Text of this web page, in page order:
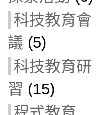
科技教育會
議 (5)
科技教育研
習 (15)